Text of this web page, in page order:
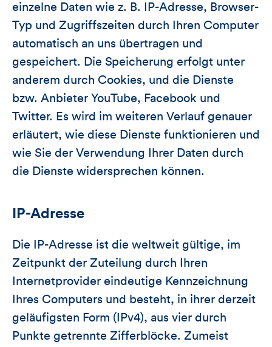
einzelne Daten wie z. B. IP-Adresse, Browser-
Typ und Zugriffszeiten durch Ihren Computer
automatisch an uns übertragen und
gespeichert. Die Speicherung erfolgt unter
anderem durch Cookies, und die Dienste
bzw. Anbieter YouTube, Facebook und
Twitter. Es wird im weiteren Verlauf genauer
erläutert, wie diese Dienste funktionieren und
wie Sie der Verwendung Ihrer Daten durch
die Dienste widersprechen können.
IP-Adresse
Die IP-Adresse ist die weltweit gültige, im
Zeitpunkt der Zuteilung durch Ihren
Internetprovider eindeutige Kennzeichnung
Ihres Computers und besteht, in ihrer derzeit
geläufigsten Form (IPv4), aus vier durch
Punkte getrennte Zifferblöcke. Zumeist